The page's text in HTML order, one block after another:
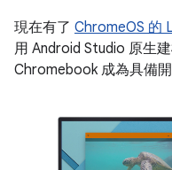
現在有了 ChromeOS 的
用 Android Studio 原生
Chromebook 成為具備開